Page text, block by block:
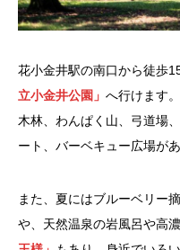
花小金井駅の南口から徒歩
立小金井公園」 へ行けます
木林、わんぱく山、弓道場
ート、バーベキュー広場が
また、夏にはブルーベリー
や、天然温泉の岩風呂や高